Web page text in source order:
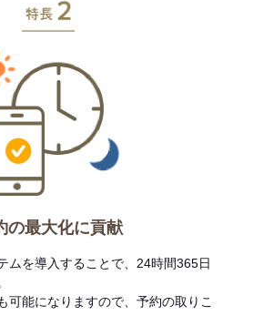
の最大化に貢献
ムを導入することで、24時間365日
可能になりますので、予約の取りこ